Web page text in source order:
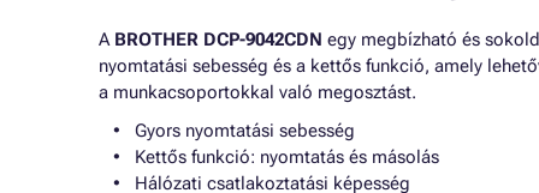
A BROTHER DCP-9042CDN egy megbízható és
nyomtatási sebesség és a kettős funkció, amely
a munkacsoportokkal való megosztást.
Gyors nyomtatási sebesség
Kettős funkció: nyomtatás és másolás
Hálózati csatlakoztatási képesség